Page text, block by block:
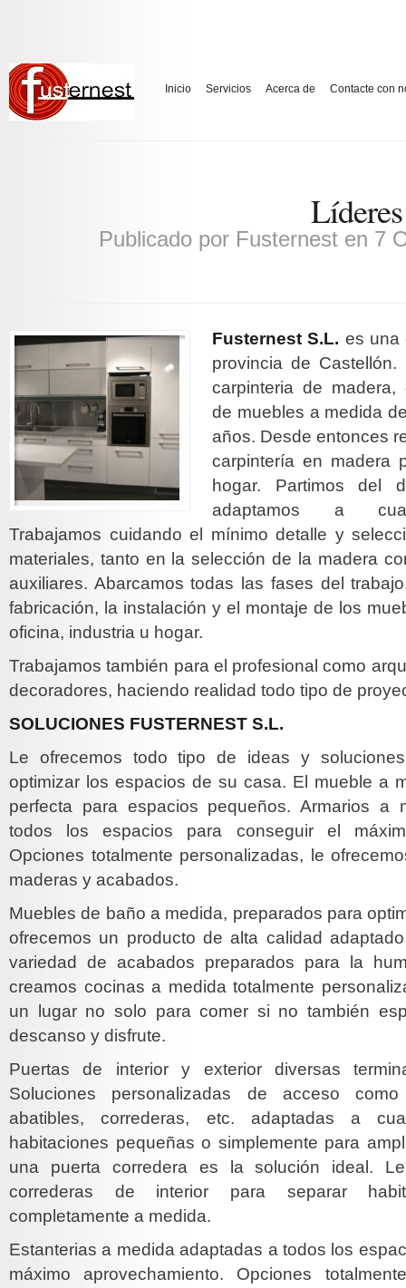
Inicio Servicios Acerca de Contacte con
Publicado por Fusternest en 7
Fusternest S.L. es una
provincia de
carpinteria de
de muebles a medida
años. Desde entonces
carpintería en madera
hogar. Partimos del
adaptamos a
Trabajamos cuidando el mínimo detalle y
materiales, tanto en la selección de la madera
auxiliares. Abarcamos todas las fases del
fabricación, la instalación y el montaje de los
oficina, industria u hogar.
Trabajamos también para el profesional como
decoradores, haciendo realidad todo tipo de
SOLUCIONES FUSTERNEST S.L.
Le ofrecemos todo tipo de ideas y
optimizar los espacios de su casa. El mueble a
perfecta para espacios pequeños. Armarios a
todos los espacios para conseguir el
Opciones totalmente personalizadas, le
maderas y acabados.
Muebles de baño a medida, preparados para
ofrecemos un producto de alta calidad
variedad de acabados preparados para la
creamos cocinas a medida totalmente
un lugar no solo para comer si no también
descanso y disfrute.
Puertas de interior y exterior diversas
Soluciones personalizadas de acceso
abatibles, correderas, etc. adaptadas a
habitaciones pequeñas o simplemente para
una puerta corredera es la solución ideal.
correderas de interior para separar
completamente a medida.
Estanterias a medida adaptadas a todos los
máximo aprovechamiento. Opciones